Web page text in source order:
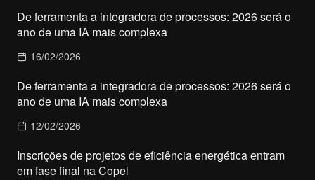
De ferramenta a integradora de processos: 2026 será o
ano de uma IA mais complexa
16/02/2026
De ferramenta a integradora de processos: 2026 será o
ano de uma IA mais complexa
12/02/2026
Inscrições de projetos de eficiência energética entram
em fase final na Copel